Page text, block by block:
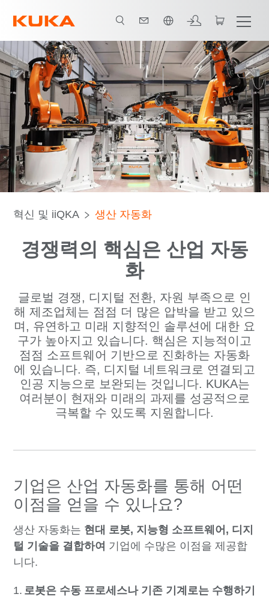
루션 간단한 자동화 AI 및 IIoT AMR 및 Cobots FAQ
혁신 및 iiQKA 생산 자동화
경쟁력의 핵심은 산업 자동
화
글로벌 경쟁, 디지털 전환, 자원 부족으로 인
해 제조업체는 점점 더 많은 압박을 받고 있으
며, 유연하고 미래 지향적인 솔루션에 대한 요
구가 높아지고 있습니다. 핵심은 지능적이고
점점 소프트웨어 기반으로 진화하는 자동화
에 있습니다. 즉, 디지털 네트워크로 연결되고
인공 지능으로 보완되는 것입니다. KUKA는
여러분이 현재와 미래의 과제를 성공적으로
극복할 수 있도록 지원합니다.
기업은 산업 자동화를 통해 어떤
이점을 얻을 수 있나요?
생산 자동화는 현대 로봇, 지능형 소프트웨어, 디지
털 기술을 결합하여 기업에 수많은 이점을 제공합
니다.
로봇은 수동 프로세스나 기존 기계로는 수행하기